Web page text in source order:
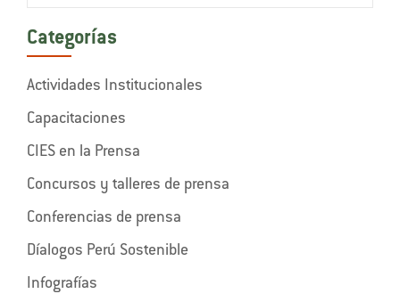
Categorías
Actividades Institucionales
Capacitaciones
CIES en la Prensa
Concursos y talleres de prensa
Conferencias de prensa
Díalogos Perú Sostenible
Infografías